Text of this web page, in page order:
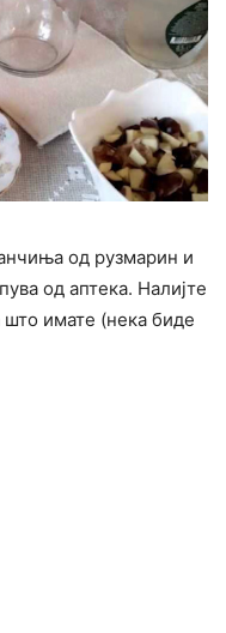
од рузмарин и
од аптека. Налијте
имате (нека биде